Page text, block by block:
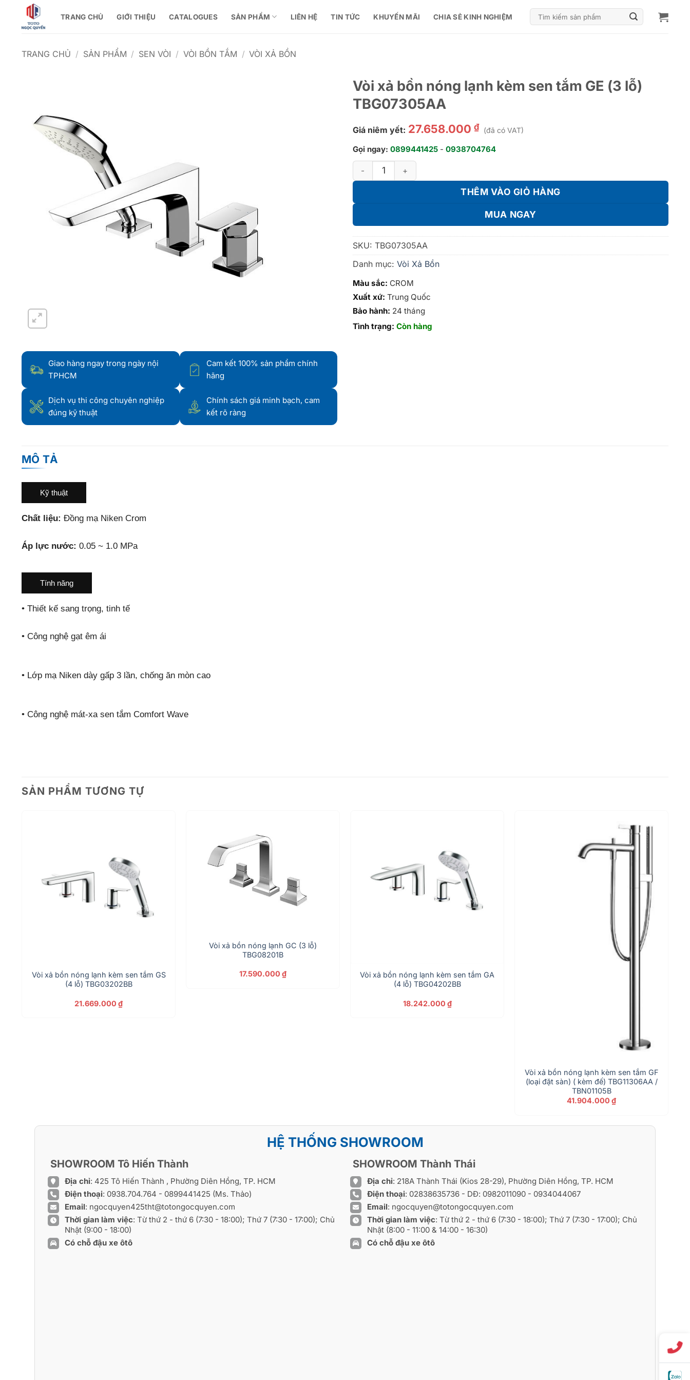
TRANG CHỦ GIỚI THIỆU CATALOGUES SẢN PHẨM LIÊN HỆ TIN TỨC KHUYẾN MÃI CHIA SẺ KINH NGHIỆM
kiếm:
TRANG CHỦ / SẢN PHẨM / SEN VÒI / VÒI BỒN TẮM / VÒI XẢ BỒN
Giao hàng ngay trong ngày nội
TPHCM
Cam kết 100% sản phẩm chính
hãng
Dịch vụ thi công chuyên nghiệp
đúng kỹ thuật
Chính sách giá minh bạch, cam
kết rõ ràng
Vòi xả bồn nóng lạnh kèm sen tắm GE (3 lỗ)
TBG07305AA
Giá niêm yết: 27.658.000 ₫ (đã có VAT)
Gọi ngay: 0899441425 - 0938704764
Vòi xả bồn nóng lạnh kèm sen tắm GE (3 lỗ) TBG07305AA số lượng
THÊM VÀO GIỎ HÀNG
MUA NGAY
SKU: TBG07305AA
Danh mục: Vòi Xả Bồn
Màu sắc: CROM
Xuất xứ: Trung Quốc
Bảo hành: 24 tháng
Tình trạng: Còn hàng
MÔ TẢ
Kỹ thuật
Chất liệu: Đồng mạ Niken Crom
Áp lực nước: 0.05 ~ 1.0 MPa
Tính năng
•Thiết kế sang trọng, tinh tế
•Công nghệ gạt êm ái
•Lớp mạ Niken dày gấp 3 lần, chống ăn mòn cao
•Công nghệ mát-xa sen tắm Comfort Wave
SẢN PHẨM TƯƠNG TỰ
Vòi xả bồn nóng lạnh kèm sen tắm GS
(4 lỗ) TBG03202BB
21.669.000 ₫
Vòi xả bồn nóng lạnh GC (3 lỗ)
TBG08201B
17.590.000 ₫
Vòi xả bồn nóng lạnh kèm sen tắm GA
(4 lỗ) TBG04202BB
18.242.000 ₫
Vòi xả bồn nóng lạnh kèm sen tắm GF
(loại đặt sàn) ( kèm đế) TBG11306AA /
TBN01105B
41.904.000 ₫
HỆ THỐNG SHOWROOM
SHOWROOM Tô Hiến Thành
Địa chỉ: 425 Tô Hiến Thành , Phường Diên Hồng, TP. HCM
Điện thoại: 0938.704.764 - 0899441425 (Ms. Thảo)
Email: ngocquyen425tht@totongocquyen.com
Thời gian làm việc: Từ thứ 2 - thứ 6 (7:30 - 18:00); Thứ 7 (7:30 - 17:00); Chủ
Nhật (9:00 - 18:00)
Có chỗ đậu xe ôtô
SHOWROOM Thành Thái
Địa chỉ: 218A Thành Thái (Kios 28-29), Phường Diên Hồng, TP. HCM
Điện thoại: 02838635736 - DĐ: 0982011090- 0934044067
Email: ngocquyen@totongocquyen.com
Thời gian làm việc: Từ thứ 2 - thứ 6 (7:30 - 18:00); Thứ 7 (7:30 - 17:00); Chủ
Nhật (8:00 - 11:00 & 14:00 - 16:30)
Có chỗ đậu xe ôtô